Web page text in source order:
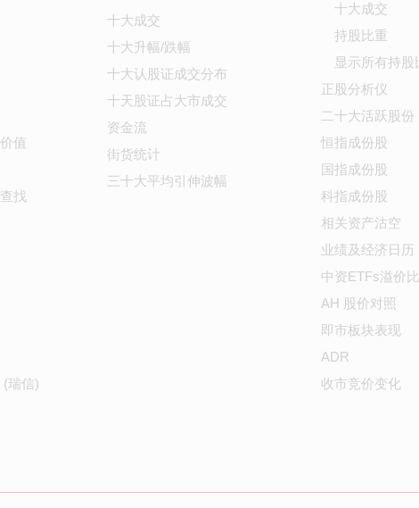
值
找
瑞信)
十大成交
十大升幅/跌幅
十大认股证成交分布
十天股证占大市成交
资金流
街货统计
三十大平均引伸波幅
十大成交
持股比重
显示所有持股
正股分析仪
二十大活跃股份
恒指成份股
国指成份股
科指成份股
相关资产沽空
业绩及经济日历
中资ETFs溢价
AH 股价对照
即市板块表现
ADR
收市竞价变化